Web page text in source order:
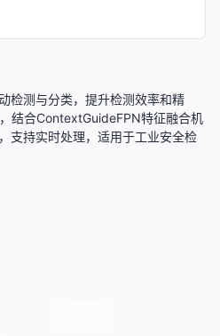
检测与分类，提升检测效率和精
结合ContextGuideFPN特征融合机
支持实时处理，适用于工业安全检